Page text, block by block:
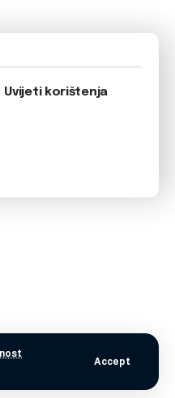
Accept
Uvijeti korištenja